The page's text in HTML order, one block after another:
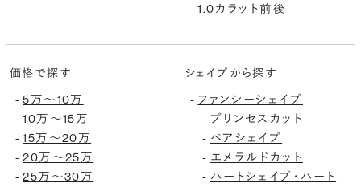
-1.0カラット前後
価格で探す
-5万〜10万
-10万〜15万
-15万〜20万
-20万〜25万
-25万〜30万
シェイプから探す
- ファンシーシェイプ
- プリンセスカット
- ペアシェイプ
- エメラルドカット
- ハートシェイプ・ハート